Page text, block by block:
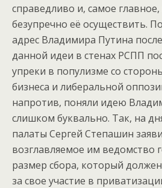
справедливо и, самое
безупречно её осуществить.
адрес Владимира Путина
данной идеи в стенах РСПП
упреки в популизме со
бизнеса и либеральной
напротив, поняли идею
слишком буквально. Так, на
палаты Сергей Степашин
возглавляемое им ведомство
размер сбора, который
за свое участие в